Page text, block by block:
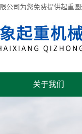
公司为您免费提供起重
关于我们